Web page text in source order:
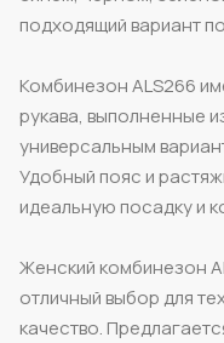
подходящий вариант
Комбинезон ALS266
рукава, выполненные
универсальным
Удобный пояс и
идеальную посадку и
Женский комбинезон
отличный выбор для
качество.